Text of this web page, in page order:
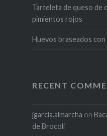
Tarteleta de queso de
pimientos rojos
Huevos braseados
RECENT
jgarcia.almarcha on
de Brocoli